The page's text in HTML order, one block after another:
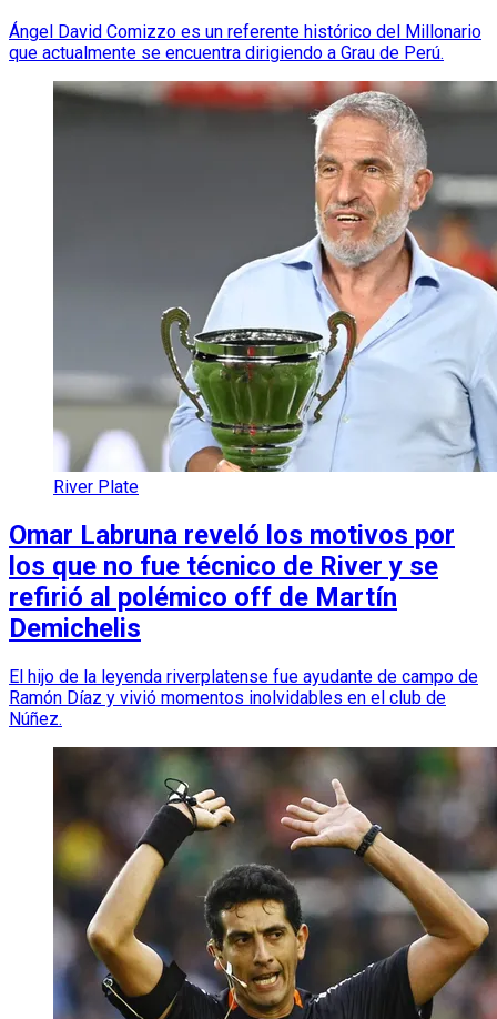
Ángel David Comizzo es un referente histórico del Millonario
que actualmente se encuentra dirigiendo a Grau de Perú.
River Plate
Omar Labruna reveló los motivos por
los que no fue técnico de River y se
refirió al polémico off de Martín
Demichelis
El hijo de la leyenda riverplatense fue ayudante de campo de
Ramón Díaz y vivió momentos inolvidables en el club de
Núñez.